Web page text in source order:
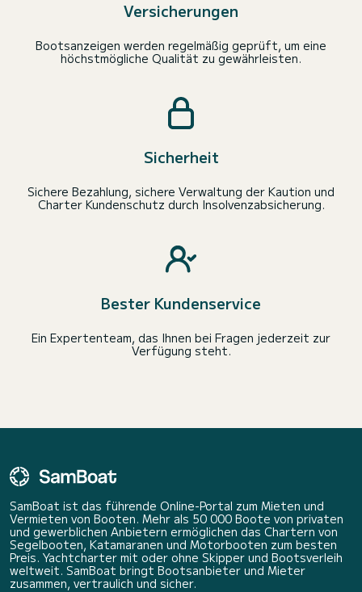
Versicherungen
Bootsanzeigen werden regelmäßig geprüft, um eine
höchstmögliche Qualität zu gewährleisten.
Sicherheit
Sichere Bezahlung, sichere Verwaltung der Kaution und
Charter Kundenschutz durch Insolvenzabsicherung.
Bester Kundenservice
Ein Expertenteam, das Ihnen bei Fragen jederzeit zur
Verfügung steht.
SamBoat ist das führende Online-Portal zum Mieten und
Vermieten von Booten. Mehr als 50 000 Boote von privaten
und gewerblichen Anbietern ermöglichen das Chartern von
Segelbooten, Katamaranen und Motorbooten zum besten
Preis. Yachtcharter mit oder ohne Skipper und Bootsverleih
weltweit. SamBoat bringt Bootsanbieter und Mieter
zusammen, vertraulich und sicher.